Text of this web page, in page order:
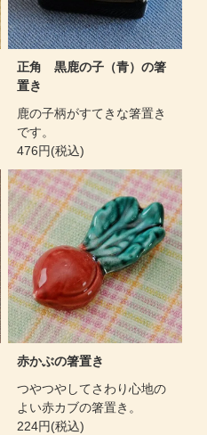
正角 黒鹿の子（青）の箸
置き
鹿の子柄がすてきな箸置き
です。
476円(税込)
赤かぶの箸置き
つやつやしてさわり心地の
よい赤カブの箸置き。
224円(税込)